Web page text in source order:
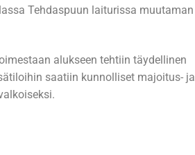
Tehdaspuun laiturissa muutaman
alukseen tehtiin täydellinen
saatiin kunnolliset majoitus- ja